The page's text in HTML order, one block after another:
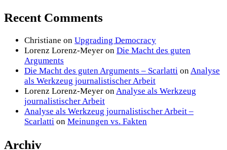
Recent Comments
Christiane on Upgrading Democracy
Lorenz Lorenz-Meyer on Die Macht des guten
Arguments
Die Macht des guten Arguments – Scarlatti onAnalyse
als Werkzeug journalistischer Arbeit
Lorenz Lorenz-Meyer onAnalyse als Werkzeug
journalistischer Arbeit
Analyse als Werkzeug journalistischer Arbeit –
Scarlatti on Meinungen vs. Fakten
Archiv